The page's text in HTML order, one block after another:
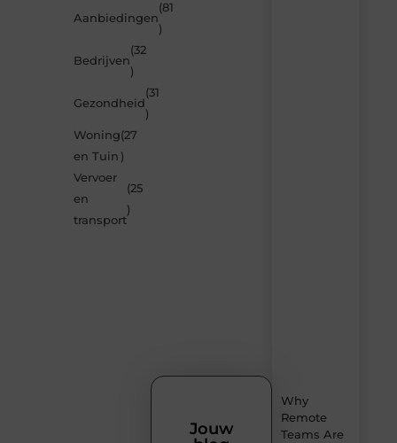
Aanbiedingen
(81
)
Bedrijven
(32
)
Gezondheid
(31
)
Woning
en Tuin
(27
)
Vervoer
en
transport
(25
)
Why
Remote
Teams Are
Jouw